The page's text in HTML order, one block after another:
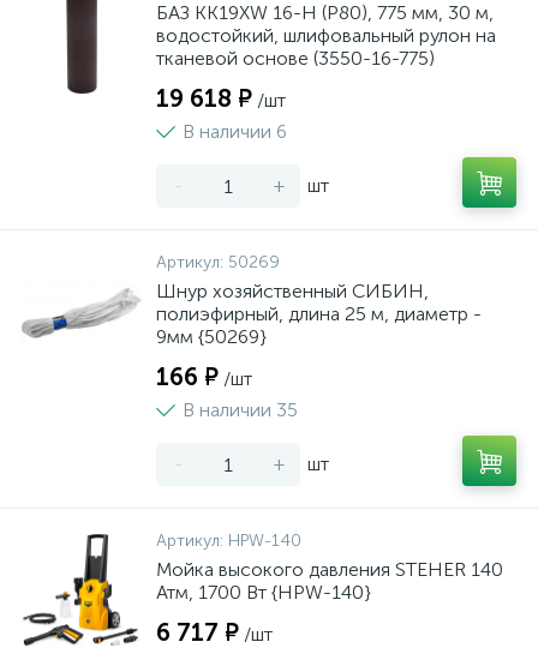
БАЗ KK19XW 16-H (Р80), 775 мм, 30 м,
водостойкий, шлифовальный рулон на
тканевой основе (3550-16-775)
19 618 ₽ /шт
В наличии 6
- + шт
Артикул: 50269
Шнур хозяйственный СИБИН,
полиэфирный, длина 25 м, диаметр -
9мм {50269}
166 ₽ /шт
В наличии 35
- + шт
Артикул: HPW-140
Мойка высокого давления STEHER 140
Атм, 1700 Вт {HPW-140}
6 717 ₽ /шт